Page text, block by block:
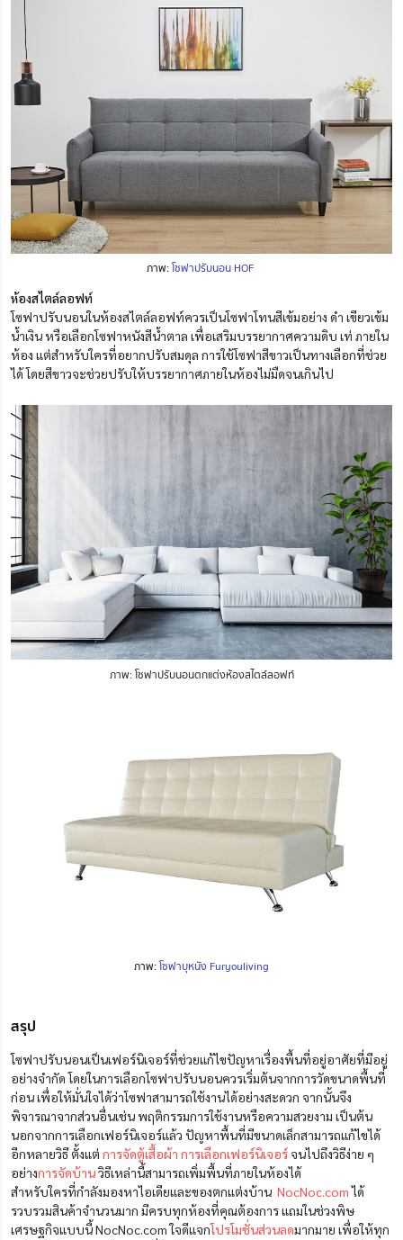
ภาพ:โซฟาปรับนอน HOF
ห้องสไตล์ลอฟท์
โซฟาปรับนอนในห้องสไตล์ลอฟท์ควรเป็นโซฟาโทนสีเข้มอย่าง ดำ เขียวเข้ม
น้ำเงิน หรือเลือกโซฟาหนังสีน้ำตาล เพื่อเสริมบรรยากาศความดิบ เท่ ภายใน
ห้อง แต่สำหรับใครที่อยากปรับสมดุล การใช้โซฟาสีขาวเป็นทางเลือกที่ช่วย
ได้ โดยสีขาวจะช่วยปรับให้บรรยากาศภายในห้องไม่มืดจนเกินไป
ภาพ: โซฟาปรับนอนตกแต่งห้องสไตล์ลอฟท์
ภาพ:โซฟาบุหนัง Furyouliving
สรุป
โซฟาปรับนอนเป็นเฟอร์นิเจอร์ที่ช่วยแก้ไขปัญหาเรื่องพื้นที่อยู่อาศัยที่มีอยู่
อย่างจำกัด โดยในการเลือกโซฟาปรับนอนควรเริ่มต้นจากการวัดขนาดพื้นที่
ก่อน เพื่อให้มั่นใจได้ว่าโซฟาสามารถใช้งานได้อย่างสะดวก จากนั้นจึง
พิจารณาจากส่วนอื่นเช่น พฤติกรรมการใช้งานหรือความสวยงาม เป็นต้น
นอกจากการเลือกเฟอร์นิเจอร์แล้ว ปัญหาพื้นที่มีขนาดเล็กสามารถแก้ไขได้
อีกหลายวิธี ตั้งแต่ การจัดตู้เสื้อผ้า การเลือกเฟอร์นิเจอร์ จนไปถึงวิธีง่าย ๆ
อย่างการจัดบ้านวิธีเหล่านี้สามารถเพิ่มพื้นที่ภายในห้องได้
สำหรับใครที่กำลังมองหาไอเดียและของตกแต่งบ้าน NocNoc.comได้
รวบรวมสินค้าจำนวนมาก มีครบทุกห้องที่คุณต้องการ แถมในช่วงพิษ
เศรษฐกิจแบบนี้ NocNoc.com ใจดีแจกโปรโมชั่นส่วนลดมากมาย เพื่อให้ทุก